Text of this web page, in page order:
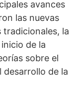
avances
las nuevas
la
de la
sobre el
desarrollo de la